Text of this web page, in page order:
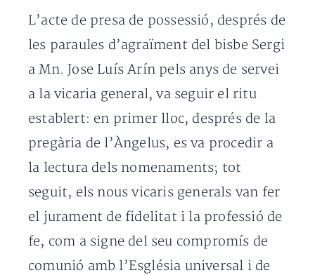
L’acte de presa de possessió, després de
les paraules d’agraïment del bisbe Sergi
a Mn. Jose Luís Arín pels anys de servei
a la vicaria general, va seguir el ritu
establert: en primer lloc, després de la
pregària de l’Àngelus, es va procedir a
la lectura dels nomenaments; tot
seguit, els nous vicaris generals van fer
el jurament de fidelitat i la professió de
fe, com a signe del seu compromís de
comunió amb l’Església universal i de